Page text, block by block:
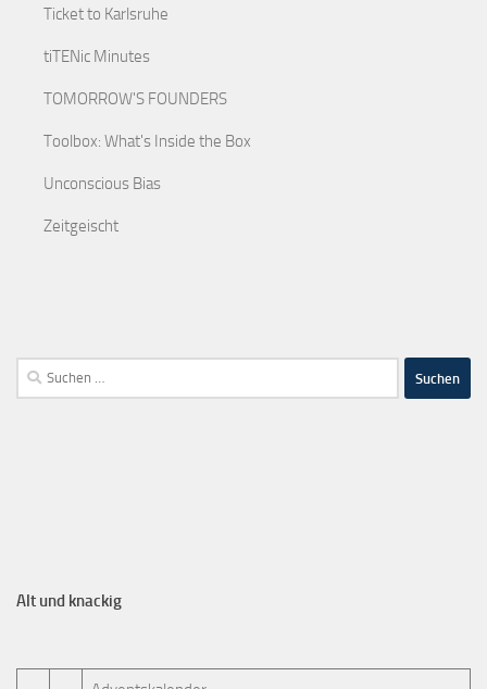
Ticket to Karlsruhe
tiTENic Minutes
TOMORROW'S FOUNDERS
Toolbox: What's Inside the Box
Unconscious Bias
Zeitgeischt
Alt und knackig